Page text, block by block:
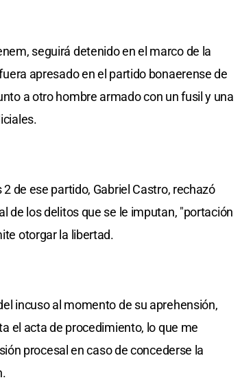
seguirá detenido en el marco de la
apresado en el partido bonaerense de
a otro hombre armado con un fusil y una
de ese partido, Gabriel Castro, rechazó
de los delitos que se le imputan, "portación
otorgar la libertad.
incuso al momento de su aprehensión,
el acta de procedimiento, lo que me
procesal en caso de concederse la